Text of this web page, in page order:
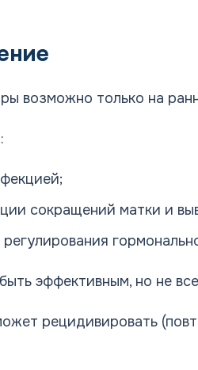
возможно только на
сокращений матки и
эффективным, но не
рецидивировать